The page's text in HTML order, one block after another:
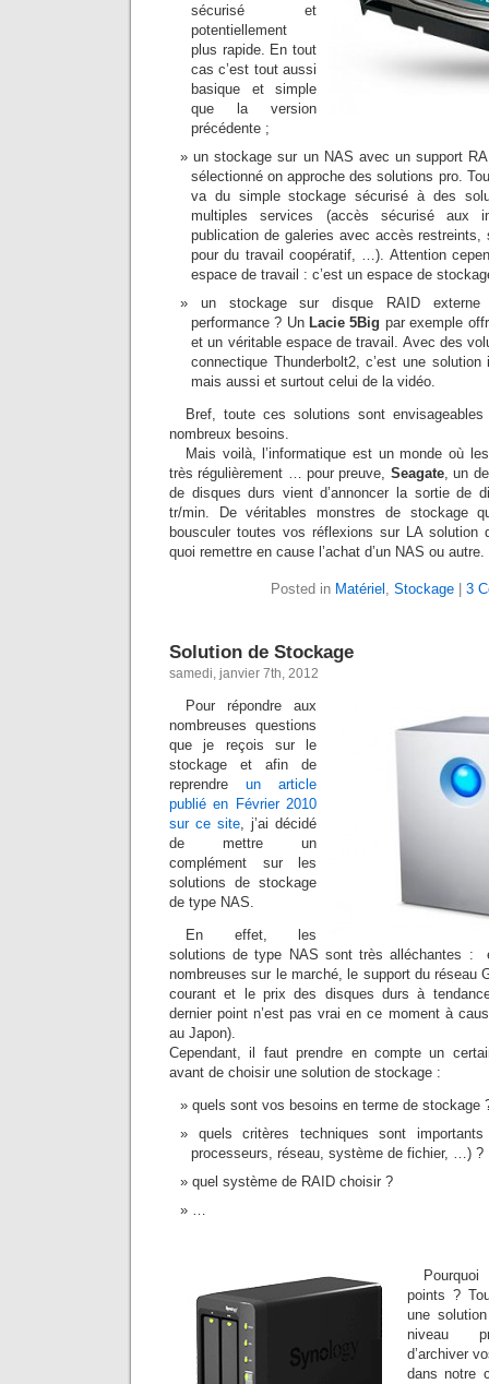
sécurisé et
potentiellement
plus rapide. En tout
cas c’est tout aussi
basique et simple
que la version
précédente ;
un stockage sur un NAS avec un support
sélectionné on approche des solutions pro.
va du simple stockage sécurisé à des
multiples services (accès sécurisé aux
publication de galeries avec accès restreints,
pour du travail coopératif, …). Attention
espace de travail : c’est un espace de
un stockage sur disque RAID externe
performance ? Un Lacie 5Big par exemple
et un véritable espace de travail. Avec des
connectique Thunderbolt2, c’est une
mais aussi et surtout celui de la vidéo.
Bref, toute ces solutions sont
nombreux besoins.
Mais voilà, l’informatique est un monde où
très régulièrement … pour preuve, Seagate, un
de disques durs vient d’annoncer la sortie de
tr/min. De véritables monstres de stockage
bousculer toutes vos réflexions sur LA solution
quoi remettre en cause l’achat d’un NAS ou autre.
Posted in Matériel , Stockage 3
Solution de Stockage
samedi, janvier 7th, 2012
Pour répondre aux
nombreuses questions
que je reçois sur le
stockage et afin de
reprendre un article
publié en Février 2010
sur ce site, j’ai décidé
de mettre un
complément sur les
solutions de stockage
de type NAS.
En effet, les
solutions de type NAS sont très alléchantes :
nombreuses sur le marché, le support du réseau
courant et le prix des disques durs à
dernier point n’est pas vrai en ce moment à
au Japon).
Cependant, il faut prendre en compte un
avant de choisir une solution de stockage :
quels sont vos besoins en terme de stockage
quels critères techniques sont
processeurs, réseau, système de fichier, …) ?
quel système de RAID choisir ?
…
points ?
une
niveau
d’archiver
dans notre